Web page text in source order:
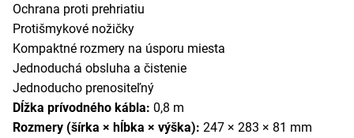
Ochrana proti prehriatiu
Protišmykové nožičky
Kompaktné rozmery na úsporu miesta
Jednoduchá obsluha a čistenie
Jednoducho prenositeľný
Dĺžka prívodného kábla: 0,8 m
Rozmery (šírka × hĺbka × výška): 247 × 283 × 81 mm